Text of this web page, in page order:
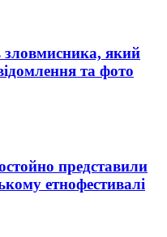
зловмисника, який
та фото
представили
етнофестивалі